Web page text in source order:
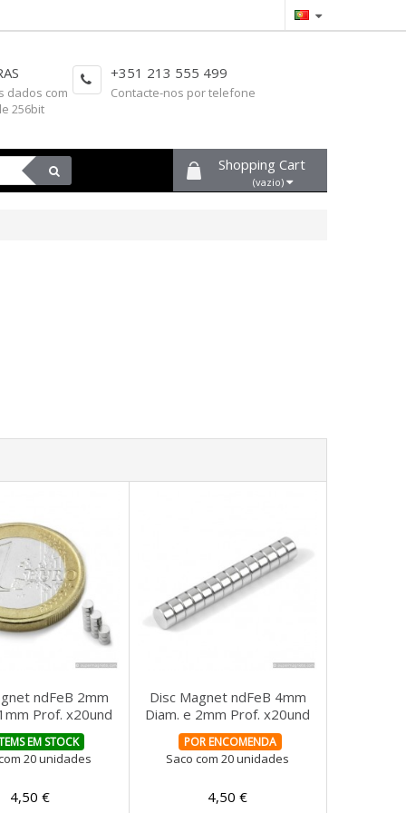
dados com
256bit
+351 213 555 499
Contacte-nos por telefone
Shopping Cart
(vazio)
ndFeB 2mm
Prof. x20und
EM STOCK
20 unidades
4,50 €
Disc Magnet ndFeB 4mm
Diam. e 2mm Prof. x20und
POR ENCOMENDA
Saco com 20 unidades
4,50 €